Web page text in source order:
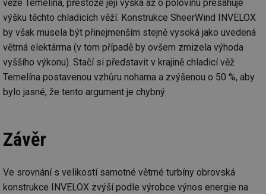
věže Temelína, přestože její výška až o polovinu přesahuje
výšku těchto chladicích věží. Konstrukce SheerWind INVELOX
by však musela být přinejmenším stejně vysoká jako uvedená
větrná elektárrna (v tom případě by ovšem zmizela výhoda
vyššího výkonu). Stačí si představit v krajině chladicí věž
Temelína postavenou vzhůru nohama a zvýšenou o 50 %, aby
bylo jasné, že tento argument je chybný.
Závěr
Ve srovnání s velikostí samotné větrné turbíny obrovská
konstrukce INVELOX zvýší podle výrobce výnos energie na